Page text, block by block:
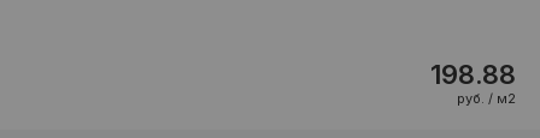
198.88
руб. / м2